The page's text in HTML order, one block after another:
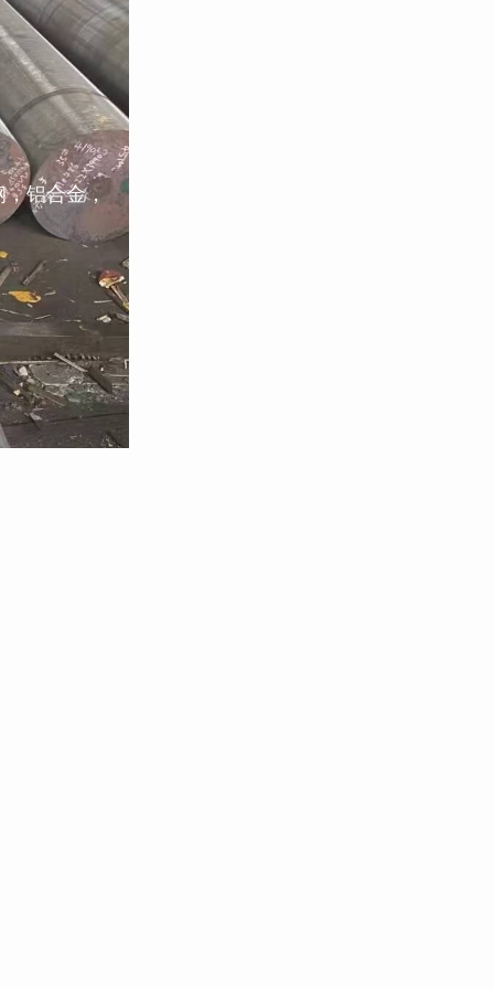
铝合金，